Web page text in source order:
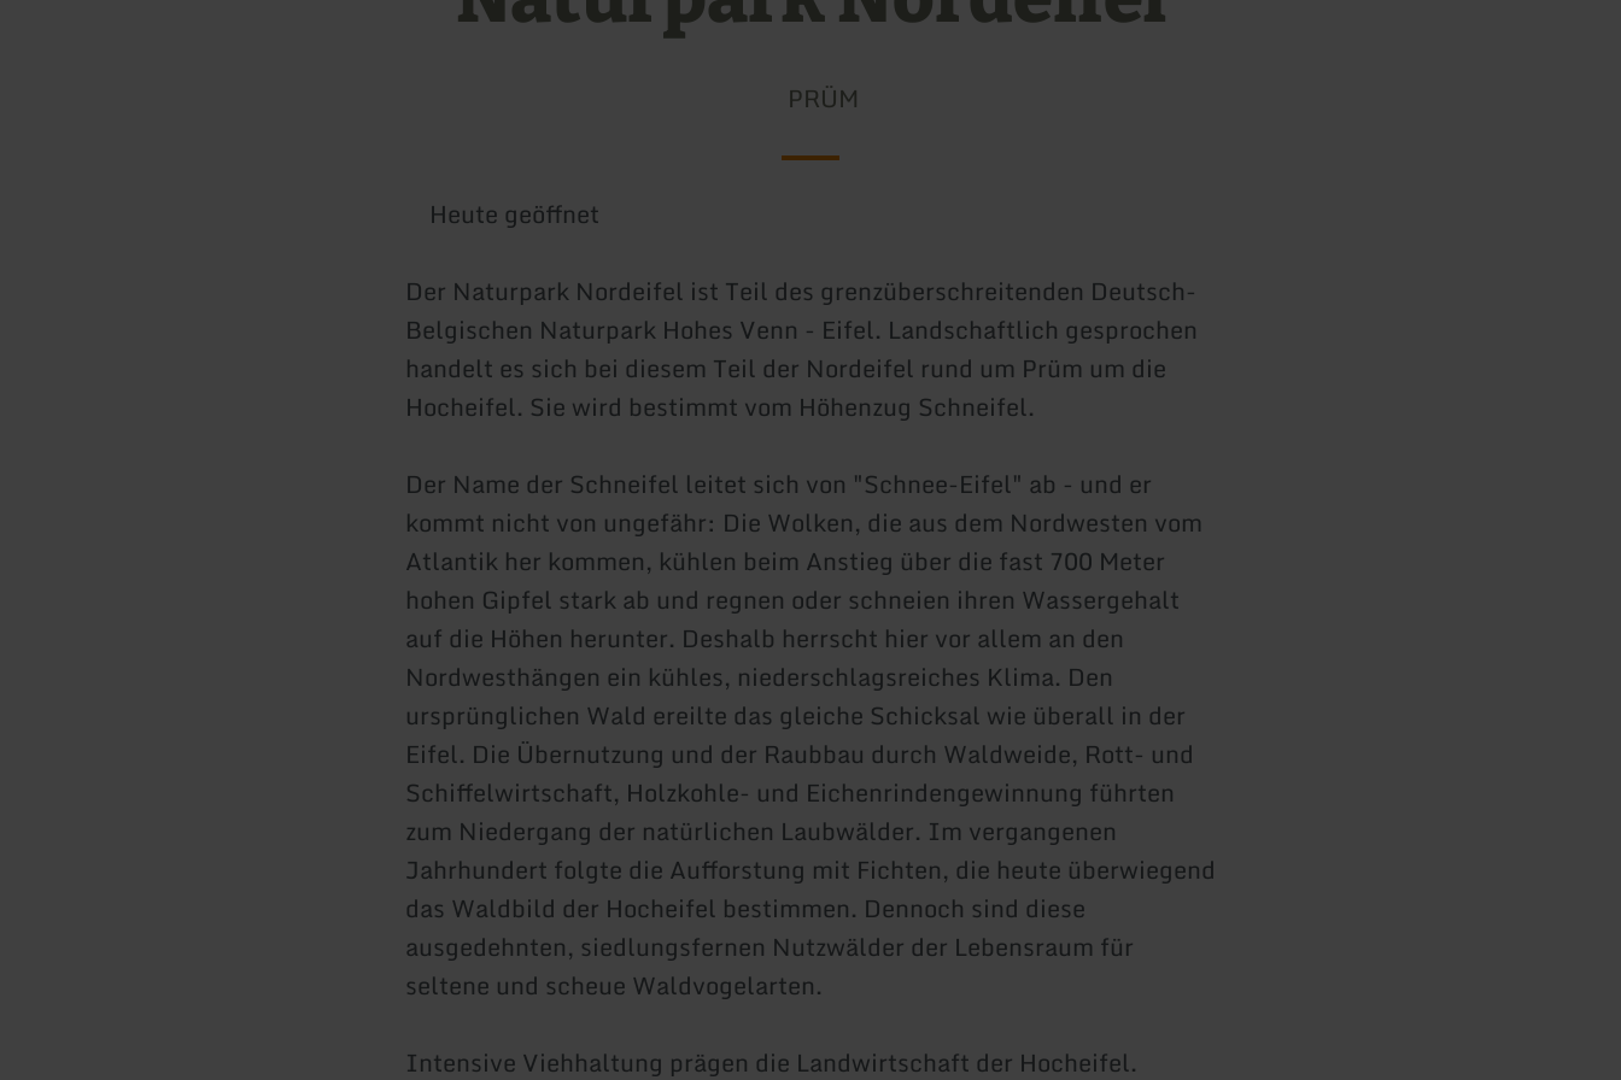
PRÜM
Heute geöffnet
Der Naturpark Nordeifel ist Teil des grenzüberschreitenden Deutsch-
Belgischen Naturpark Hohes Venn - Eifel. Landschaftlich gesprochen
handelt es sich bei diesem Teil der Nordeifel rund um Prüm um die
Hocheifel. Sie wird bestimmt vom Höhenzug Schneifel.
Der Name der Schneifel leitet sich von "Schnee-Eifel" ab - und er
kommt nicht von ungefähr: Die Wolken, die aus dem Nordwesten vom
Atlantik her kommen, kühlen beim Anstieg über die fast 700 Meter
hohen Gipfel stark ab und regnen oder schneien ihren Wassergehalt
auf die Höhen herunter. Deshalb herrscht hier vor allem an den
Nordwesthängen ein kühles, niederschlagsreiches Klima. Den
ursprünglichen Wald ereilte das gleiche Schicksal wie überall in der
Eifel. Die Übernutzung und der Raubbau durch Waldweide, Rott- und
Schiffelwirtschaft, Holzkohle- und Eichenrindengewinnung führten
zum Niedergang der natürlichen Laubwälder. Im vergangenen
Jahrhundert folgte die Aufforstung mit Fichten, die heute überwiegend
das Waldbild der Hocheifel bestimmen. Dennoch sind diese
ausgedehnten, siedlungsfernen Nutzwälder der Lebensraum für
seltene und scheue Waldvogelarten.
Intensive Viehhaltung prägen die Landwirtschaft der Hocheifel.